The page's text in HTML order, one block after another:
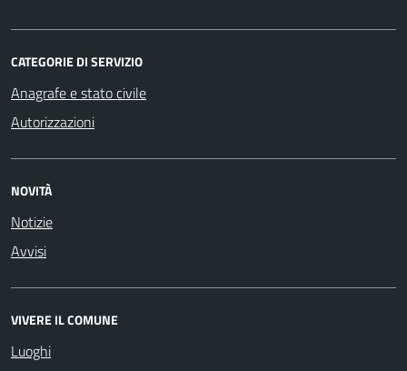
CATEGORIE DI SERVIZIO
Anagrafe e stato civile
Autorizzazioni
NOVITÀ
Notizie
Avvisi
VIVERE IL COMUNE
Luoghi